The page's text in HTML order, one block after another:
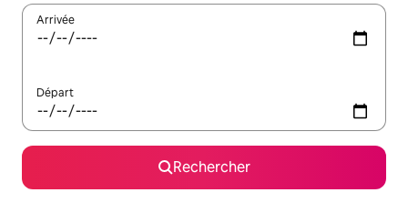
Arrivée
Départ
Rechercher